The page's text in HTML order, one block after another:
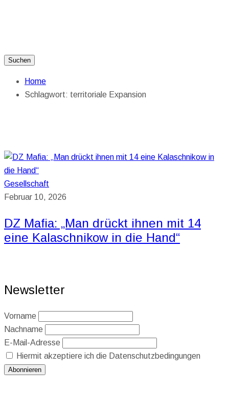
Suchen
Home
Schlagwort: territoriale Expansion
Gesellschaft
Februar 10, 2026
DZ Mafia: „Man drückt ihnen mit 14
eine Kalaschnikow in die Hand“
Newsletter
Vorname
Nachname
E-Mail-Adresse
Hiermit akzeptiere ich die Datenschutzbedingungen